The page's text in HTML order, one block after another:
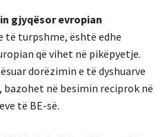
gjyqësor evropian
të turpshme, është edhe
që vihet në pikëpyetje.
dorëzimin e të dyshuarve
në besimin reciprok në
të BE-së.